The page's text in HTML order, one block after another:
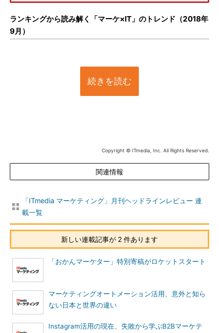
ランキングから読み解く「マーケ×IT」のトレンド（2018年
9月）
続きを読む
Copyright © ITmedia, Inc. All Rights Reserved.
関連情報
「ITmedia マーケティング」月刊ヘッドラインレビュー 連
載一覧
新しい連載記事が 2 件あります
「おかんマーケター」特別寄稿がロケットスタート
マーケティングオートメーション活用、意外と知ら
ない日本と世界の違い
Instagram活用の現在、失敗から学ぶB2Bマーケテ